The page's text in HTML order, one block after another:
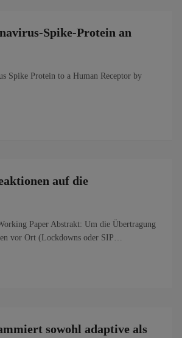
Spike-Protein an
Spike Protein to a Human Receptor by
auf die
Paper Abstrakt: Um die Übertragung
vor Ort (Lockdowns oder SIP…
sowohl adaptive als